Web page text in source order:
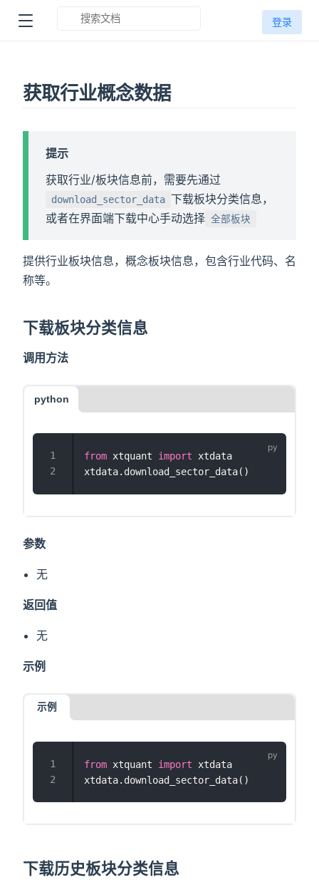
登录
获取行业概念数据
提示
获取行业/板块信息前，需要先通过
download_sector_data 下载板块分类信息，
或者在界面端下载中心手动选择 全部板块
提供行业板块信息，概念板块信息，包含行业代码、名
称等。
下载板块分类信息
调用方法
python
from xtquant import xtdata
xtdata.download_sector_data()
参数
无
返回值
无
示例
示例
from xtquant import xtdata
xtdata.download_sector_data()
下载历史板块分类信息